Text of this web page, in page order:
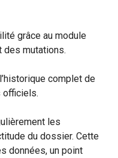
grâce au module
des mutations.
complet de
officiels.
les
du dossier. Cette
données, un point